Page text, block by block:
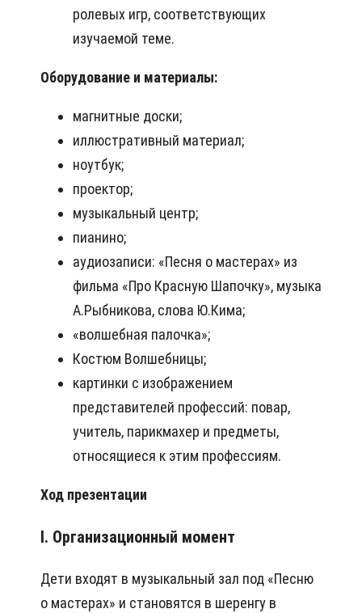
ролевых игр, соответствующих
изучаемой теме.
Оборудование и материалы:
магнитные доски;
иллюстративный материал;
ноутбук;
проектор;
музыкальный центр;
пианино;
аудиозаписи: «Песня о мастерах» из
фильма «Про Красную Шапочку», музыка
А.Рыбникова, слова Ю.Кима;
«волшебная палочка»;
Костюм Волшебницы;
картинки с изображением
представителей профессий: повар,
учитель, парикмахер и предметы,
относящиеся к этим профессиям.
Ход презентации
I. Организационный момент
Дети входят в музыкальный зал под «Песню
о мастерах» и становятся в шеренгу в